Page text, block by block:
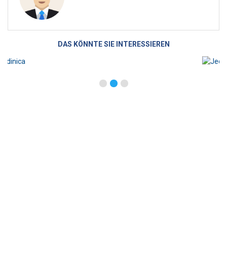
DAS KÖNNTE SIE INTERESSIEREN